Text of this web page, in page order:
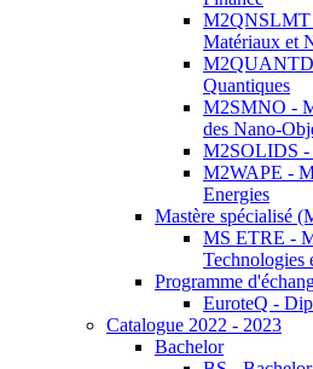
M2QNSLMT
Matériaux et
Quantiques
M2SMNO -
des Nano-
M2SOLIDS -
M2WAPE -
Energies
Mastère spécialisé
MS ETRE -
Technologies
Programme
EuroteQ -
Catalogue 2022 - 2023
Bachelor